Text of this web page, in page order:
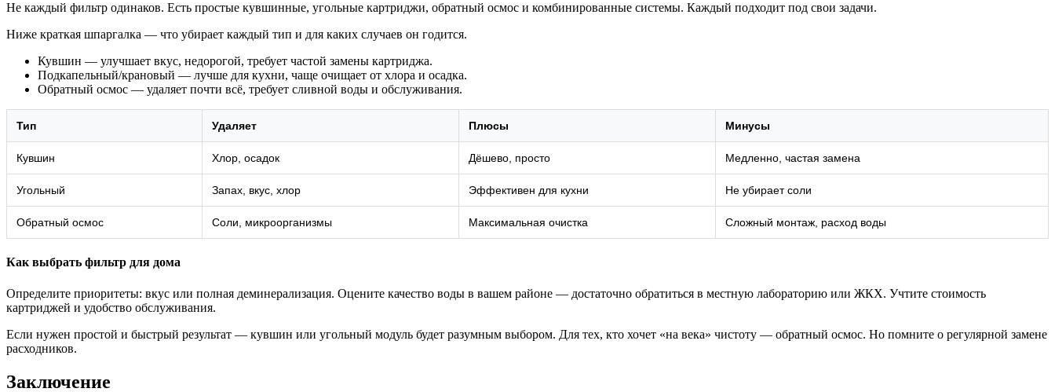
Не каждый фильтр одинаков. Есть простые кувшинные, угольные картриджи, обратный осмос и комбинированные системы. Каждый подходит под свои задачи.
Ниже краткая шпаргалка — что убирает каждый тип и для каких случаев он годится.
Кувшин — улучшает вкус, недорогой, требует частой замены картриджа.
Подкапельный/крановый — лучше для кухни, чаще очищает от хлора и осадка.
Обратный осмос — удаляет почти всё, требует сливной воды и обслуживания.
Тип Удаляет Плюсы Минусы
Кувшин Хлор, осадок Дёшево, просто Медленно, частая замена
Угольный Запах, вкус, хлор Эффективен для кухни Не убирает соли
Обратный осмос Соли, микроорганизмы Максимальная очистка Сложный монтаж, расход воды
Как выбрать фильтр для дома
Определите приоритеты: вкус или полная деминерализация. Оцените качество воды в вашем районе — достаточно обратиться в местную лабораторию или ЖКХ. Учтите стоимость
картриджей и удобство обслуживания.
Если нужен простой и быстрый результат — кувшин или угольный модуль будет разумным выбором. Для тех, кто хочет «на века» чистоту — обратный осмос. Но помните о регулярной замене
расходников.
Заключение